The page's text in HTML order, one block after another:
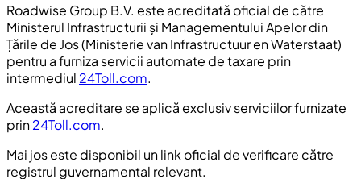
Roadwise Group B.V. este acreditată oficial de către
Ministerul Infrastructurii și Managementului Apelor din
Țările de Jos (Ministerie van Infrastructuur en Waterstaat)
pentru a furniza servicii automate de taxare prin
intermediul 24Toll.com.
Această acreditare se aplică exclusiv serviciilor furnizate
prin24Toll.com.
Mai jos este disponibil un link oficial de verificare către
registrul guvernamental relevant.